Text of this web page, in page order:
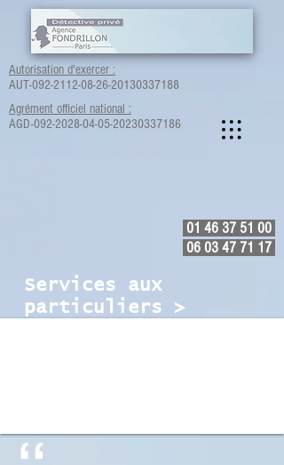
01 46 37 51 00
06 03 47 71 17
Autorisation d'exercer :
AUT-092-2112-08-26-20130337188
Agrément officiel national :
AGD-092-2028-04-05-20230337186
Services aux
particuliers >